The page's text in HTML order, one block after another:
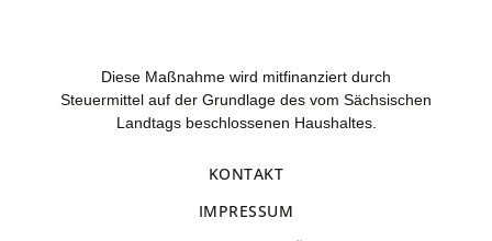
Diese Maßnahme wird mitfinanziert durch
Steuermittel auf der Grundlage des vom Sächsischen
Landtags beschlossenen Haushaltes.
KONTAKT
IMPRESSUM